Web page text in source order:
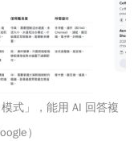
式」，能用 AI 回答複
）